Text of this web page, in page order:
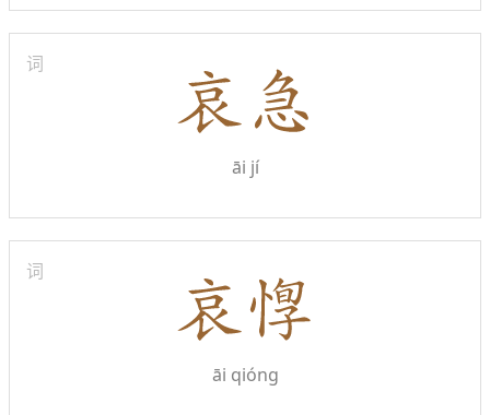
词
āi jí
词
āi qióng